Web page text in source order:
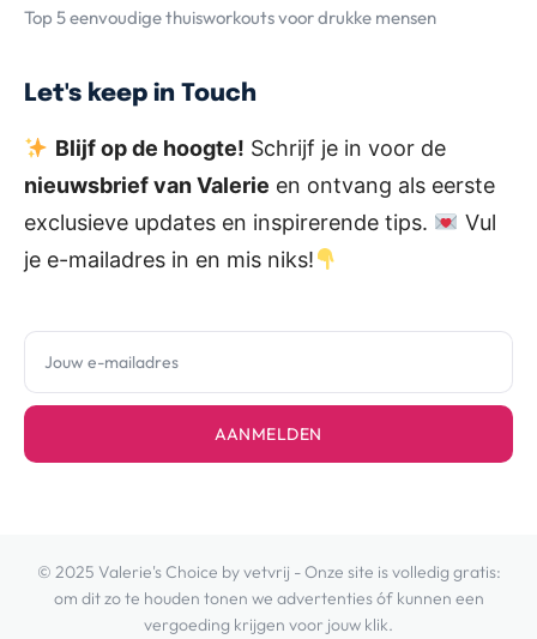
Top 5 eenvoudige thuisworkouts voor drukke mensen
Let's keep in Touch
Blijf op de hoogte! Schrijf je in voor de
nieuwsbrief van Valerie en ontvang als eerste
exclusieve updates en inspirerende tips.
Vul
je e-mailadres in en mis niks!
AANMELDEN
© 2025 Valerie's Choice by vetvrij - Onze site is volledig gratis:
om dit zo te houden tonen we advertenties óf kunnen een
vergoeding krijgen voor jouw klik.